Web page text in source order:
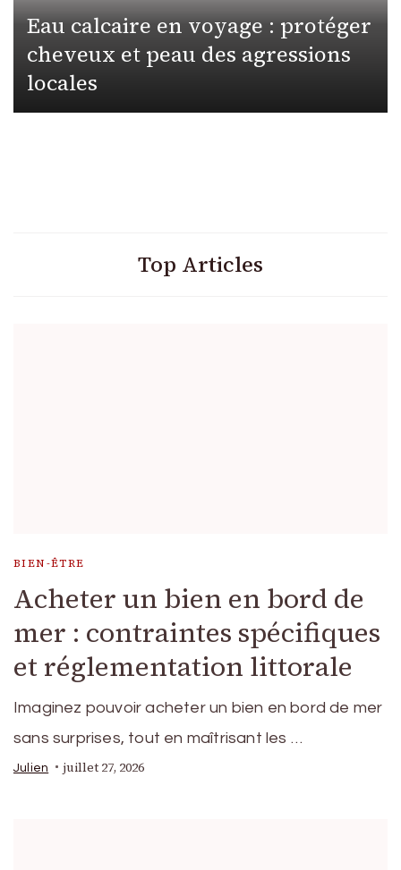
Eau calcaire en voyage : protéger
cheveux et peau des agressions
locales
Top Articles
BIEN-ÊTRE
Acheter un bien en bord de
mer : contraintes spécifiques
et réglementation littorale
Imaginez pouvoir acheter un bien en bord de mer
sans surprises, tout en maîtrisant les …
Julien juillet 27, 2026